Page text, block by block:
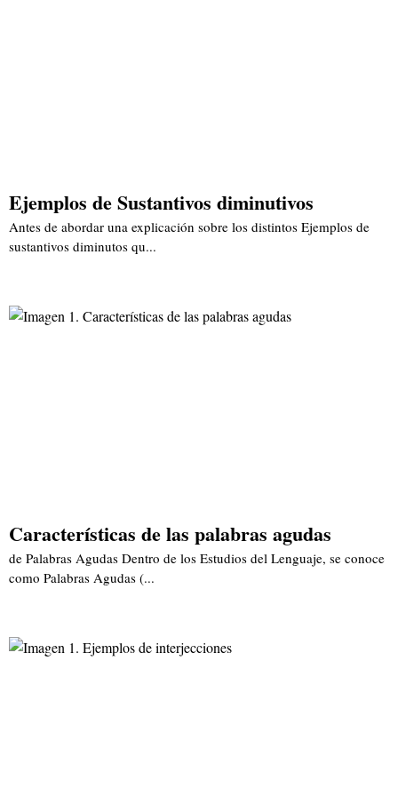
Ejemplos de Sustantivos diminutivos
Antes de abordar una explicación sobre los distintos Ejemplos de
sustantivos diminutos qu...
Características de las palabras agudas
de Palabras Agudas Dentro de los Estudios del Lenguaje, se conoce
como Palabras Agudas (...